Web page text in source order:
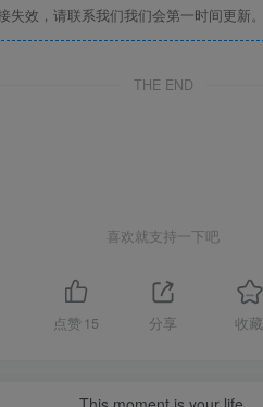
效，请联系我们我们会第一时间更新。
THE END
喜欢就支持一下吧
点赞 15 分享 收藏